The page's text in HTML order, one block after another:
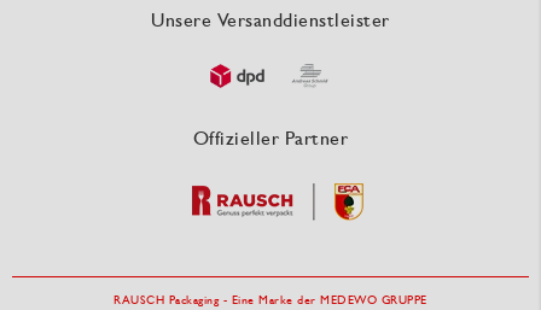
Unsere Versanddienstleister
Offizieller Partner
RAUSCH Packaging - Eine Marke der MEDEWO GRUPPE